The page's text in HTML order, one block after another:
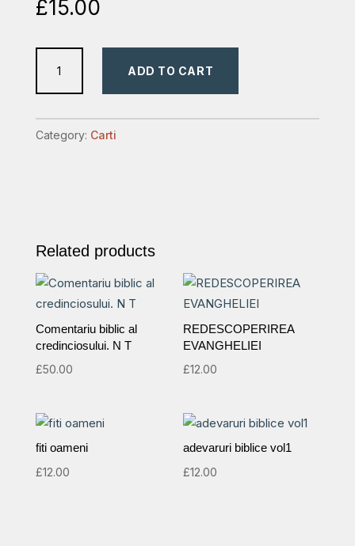
£15.00
ADD TO CART
Category: Carti
Related products
Comentariu biblic al
credinciosului. N T
£50.00
REDESCOPERIREA
EVANGHELIEI
£12.00
fiti oameni
£12.00
adevaruri biblice vol1
£12.00